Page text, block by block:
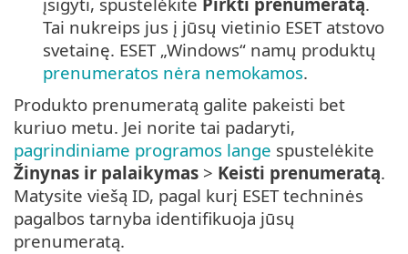
Tai nukreips jus į jūsų vietinio ESET atstovo
svetainę. ESET „Windows“ namų produktų
prenumeratos nėra nemokamos.
Produkto prenumeratą galite pakeisti bet
kuriuo metu. Jei norite tai padaryti,
pagrindiniame programos lange spustelėkite
Žinynas ir palaikymas > Keisti prenumeratą.
Matysite viešą ID, pagal kurį ESET techninės
pagalbos tarnyba identifikuoja jūsų
prenumeratą.